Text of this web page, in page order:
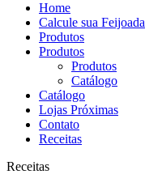
Home
Calcule sua Feijoada
Produtos
Produtos
Produtos
Catálogo
Catálogo
Lojas Próximas
Contato
Receitas
Receitas